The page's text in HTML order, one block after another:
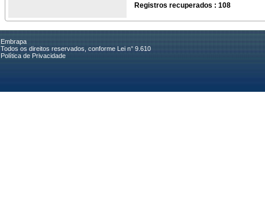
Registros recuperados : 108
Embrapa
Todos os direitos reservados, conforme Lei n° 9.610
Política de Privacidade